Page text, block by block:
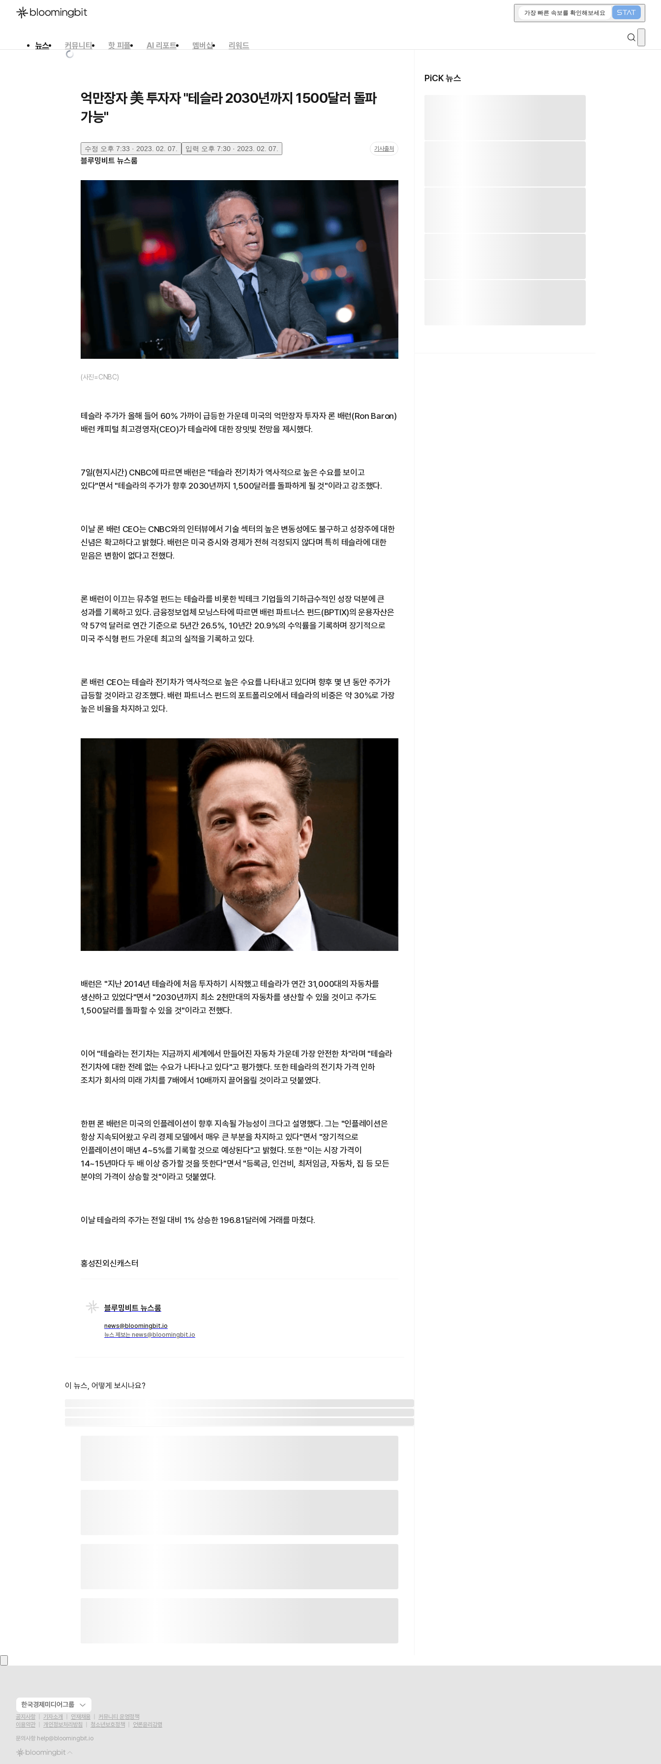
가장 빠른 속보를 확인해보세요
뉴스 커뮤니티 핫 피플 AI 리포트 멤버십
리워드
억만장자 美 투자자 "테슬라 2030년까지 1500달러 돌파
가능"
수정 오후 7:33 · 2023. 02. 07. 입력 오후 7:30 · 2023. 02. 07. 기사출처
블루밍비트 뉴스룸
(사진=CNBC)
테슬라 주가가 올해 들어 60% 가까이 급등한 가운데 미국의 억만장자 투자자 론 배런(Ron Baron)
배런 캐피털 최고경영자(CEO)가 테슬라에 대한 장밋빛 전망을 제시했다.
7일(현지시간) CNBC에 따르면 배런은 "테슬라 전기차가 역사적으로 높은 수요를 보이고
있다"면서 "테슬라의 주가가 향후 2030년까지 1,500달러를 돌파하게 될 것"이라고 강조했다.
이날 론 배런 CEO는 CNBC와의 인터뷰에서 기술 섹터의 높은 변동성에도 불구하고 성장주에 대한
신념은 확고하다고 밝혔다. 배런은 미국 증시와 경제가 전혀 걱정되지 않다며 특히 테슬라에 대한
믿음은 변함이 없다고 전했다.
론 배런이 이끄는 뮤추얼 펀드는 테슬라를 비롯한 빅테크 기업들의 기하급수적인 성장 덕분에 큰
성과를 기록하고 있다. 금융정보업체 모닝스타에 따르면 배런 파트너스 펀드(BPTIX)의 운용자산은
약 57억 달러로 연간 기준으로 5년간 26.5%, 10년간 20.9%의 수익률을 기록하며 장기적으로
미국 주식형 펀드 가운데 최고의 실적을 기록하고 있다.
론 배런 CEO는 테슬라 전기차가 역사적으로 높은 수요를 나타내고 있다며 향후 몇 년 동안 주가가
급등할 것이라고 강조했다. 배런 파트너스 펀드의 포트폴리오에서 테슬라의 비중은 약 30%로 가장
높은 비율을 차지하고 있다.
배런은 "지난 2014년 테슬라에 처음 투자하기 시작했고 테슬라가 연간 31,000대의 자동차를
생산하고 있었다"면서 "2030년까지 최소 2천만대의 자동차를 생산할 수 있을 것이고 주가도
1,500달러를 돌파할 수 있을 것"이라고 전했다.
이어 "테슬라는 전기차는 지금까지 세계에서 만들어진 자동차 가운데 가장 안전한 차"라며 "테슬라
전기차에 대한 전례 없는 수요가 나타나고 있다"고 평가했다. 또한 테슬라의 전기차 가격 인하
조치가 회사의 미래 가치를 7배에서 10배까지 끌어올릴 것이라고 덧붙였다.
한편 론 배런은 미국의 인플레이션이 향후 지속될 가능성이 크다고 설명했다. 그는 "인플레이션은
항상 지속되어왔고 우리 경제 모델에서 매우 큰 부분을 차지하고 있다"면서 "장기적으로
인플레이션이 매년 4~5%를 기록할 것으로 예상된다"고 밝혔다. 또한 "이는 시장 가격이
14~15년마다 두 배 이상 증가할 것을 뜻한다"면서 "등록금, 인건비, 최저임금, 자동차, 집 등 모든
분야의 가격이 상승할 것"이라고 덧붙였다.
이날 테슬라의 주가는 전일 대비 1% 상승한 196.81달러에 거래를 마쳤다.
홍성진외신캐스터
블루밍비트 뉴스룸
news@bloomingbit.io
뉴스 제보는 news@bloomingbit.io
이 뉴스, 어떻게 보시나요?
PiCK 뉴스
한국경제미디어그룹
공지사항 기자소개 인재채용
커뮤니티 운영정책
이용약관
개인정보처리방침 청소년보호정책
언론윤리강령
문의사항 help@bloomingbit.io